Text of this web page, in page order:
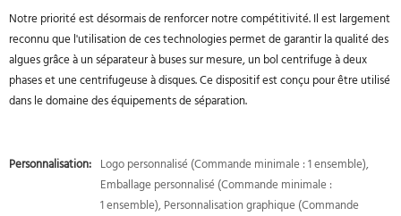
Notre priorité est désormais de renforcer notre compétitivité. Il est largement
reconnu que l'utilisation de ces technologies permet de garantir la qualité des
algues grâce à un séparateur à buses sur mesure, un bol centrifuge à deux
phases et une centrifugeuse à disques. Ce dispositif est conçu pour être utilisé
dans le domaine des équipements de séparation.
Personnalisation: Logo personnalisé (Commande minimale : 1 ensemble),
Emballage personnalisé (Commande minimale :
1 ensemble), Personnalisation graphique (Commande